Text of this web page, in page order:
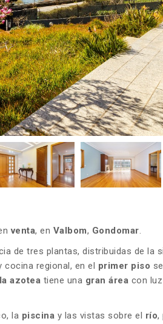
venta, en Valbom, Gondomar.
de tres plantas, distribuidas de la
cocina regional, en el primer piso
azotea tiene una gran área con
la piscina y las vistas sobre el río,